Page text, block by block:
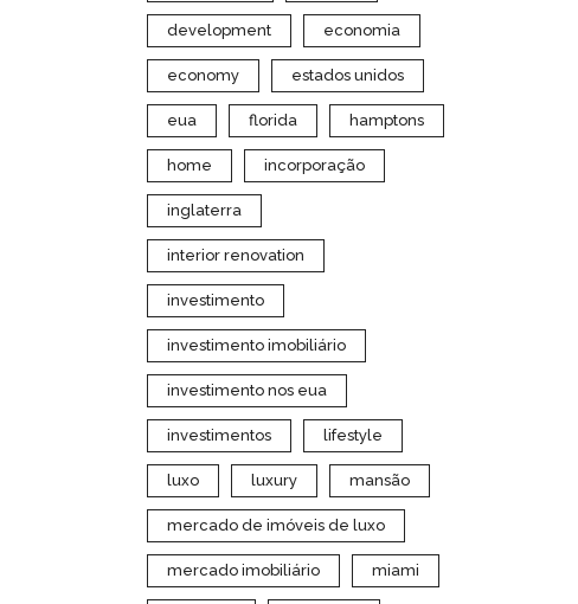
development economia
economy estados unidos
eua florida hamptons
home incorporação
inglaterra
interior renovation
investimento
investimento imobiliário
investimento nos eua
investimentos lifestyle
luxo luxury mansão
mercado de imóveis de luxo
mercado imobiliário miami